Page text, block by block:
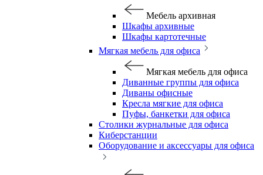
Мебель архивная
Шкафы архивные
Шкафы картотечные
Мягкая мебель для офиса
Мягкая мебель для офиса
Диванные группы для офиса
Диваны офисные
Кресла мягкие для офиса
Пуфы, банкетки для офиса
Столики журнальные для офиса
Киберстанции
Оборудование и аксессуары для офиса